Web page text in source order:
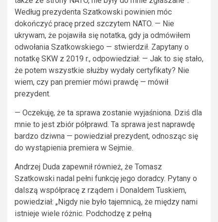
Według prezydenta Szatkowski powinien móc
dokończyć pracę przed szczytem NATO. — Nie
ukrywam, że pojawiła się notatka, gdy ja odmówiłem
odwołania Szatkowskiego — stwierdził. Zapytany o
notatkę SKW z 2019 r., odpowiedział: — Jak to się stało,
że potem wszystkie służby wydały certyfikaty? Nie
wiem, czy pan premier mówi prawdę — mówił
prezydent.
— Oczekuję, że ta sprawa zostanie wyjaśniona. Dziś dla
mnie to jest zbiór półprawd. Ta sprawa jest naprawdę
bardzo dziwna — powiedział prezydent, odnosząc się
do wystąpienia premiera w Sejmie.
Andrzej Duda zapewnił również, że Tomasz
Szatkowski nadal pełni funkcję jego doradcy. Pytany o
dalszą współpracę z rządem i Donaldem Tuskiem,
powiedział: „Nigdy nie było tajemnicą, że między nami
istnieje wiele różnic. Podchodzę z pełną